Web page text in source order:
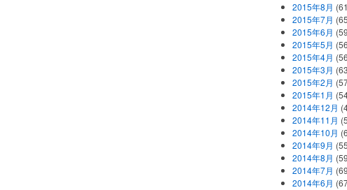
2015年8月
2015年7月
2015年6月
2015年5月
2015年4月
2015年3月
2015年2月
2015年1月
2014年12月
2014年11月
2014年10月
2014年9月
2014年8月
2014年7月
2014年6月